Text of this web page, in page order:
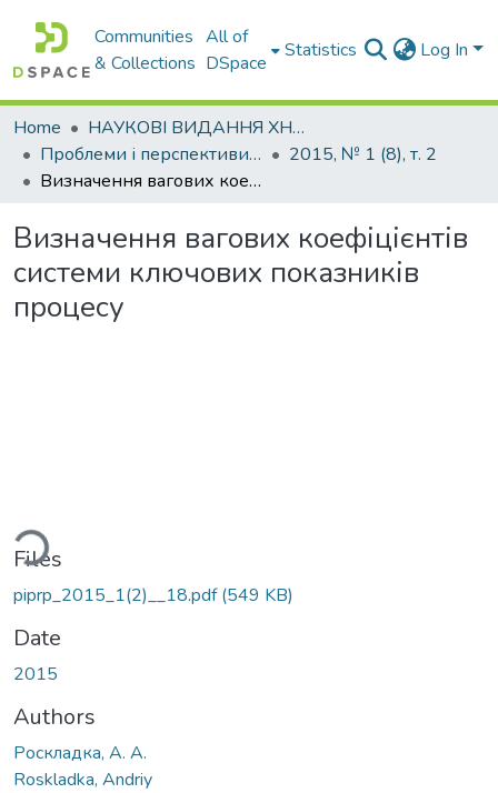
Communities
& Collections
All of
DSpace
Statistics Log In
Home
НАУКОВІ ВИДАННЯ ХНАДУ
Проблеми і перспективи розвитку підприємництва
2015, № 1 (8), т. 2
Визначення вагових коефіцієнтів системи ключових показників процесу
Визначення вагових коефіцієнтів
системи ключових показників
процесу
Files
piprp_2015_1(2)__18.pdf(549 KB)
Date
2015
Authors
Роскладка, А. А.
Roskladka, Andriy